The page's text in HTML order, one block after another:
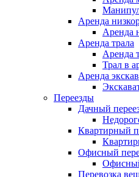
Аренда
Аренда
Аренда трала
Аренда
Трал в
Аренда
Переезды
Дачный
Квартирный
Офисный
Перевозка